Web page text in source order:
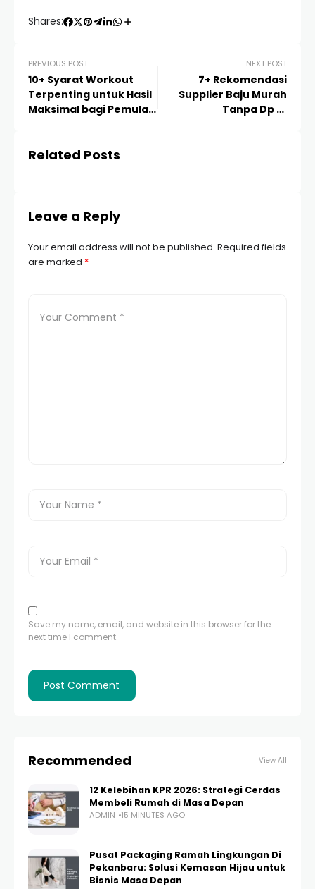
Shares:
PREVIOUS POST
10+ Syarat Workout
Terpenting untuk Hasil
Maksimal bagi Pemula
NEXT POST
7+ Rekomendasi
Supplier Baju Murah
Tanpa Dp Di
Related Posts
Leave a Reply
Your email address will not be published. Required fields
are marked *
Save my name, email, and website in this browser for the
next time I comment.
Recommended View All
12 Kelebihan KPR 2026: Strategi Cerdas
Membeli Rumah di Masa Depan
ADMIN 15 MINUTES AGO
Pusat Packaging Ramah Lingkungan Di
Pekanbaru: Solusi Kemasan Hijau untuk
Bisnis Masa Depan